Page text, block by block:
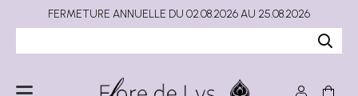
FERMETURE ANNUELLE DU 02.08.2026 AU 25.08.2026